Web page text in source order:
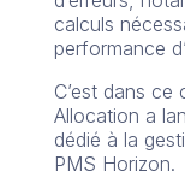
calculs
performance
C’est dans ce
Allocation a
dédié à la
PMS Horizon.